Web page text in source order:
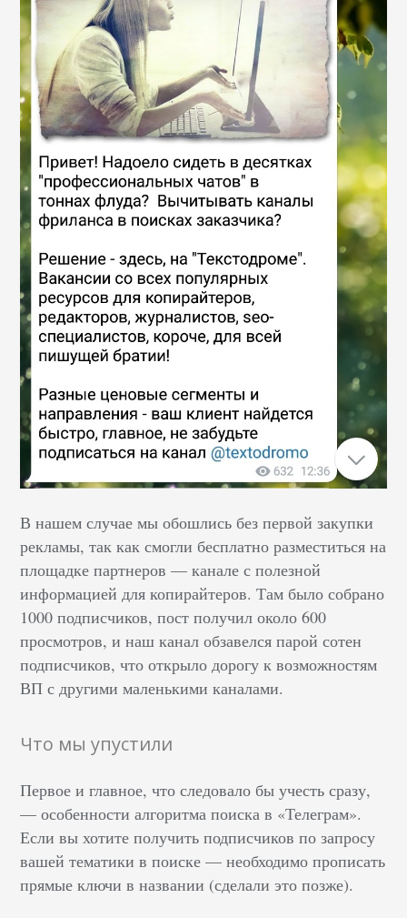
В нашем случае мы обошлись без первой закупки
рекламы, так как смогли бесплатно разместиться на
площадке партнеров — канале с полезной
информацией для копирайтеров. Там было собрано
1000 подписчиков, пост получил около 600
просмотров, и наш канал обзавелся парой сотен
подписчиков, что открыло дорогу к возможностям
ВП с другими маленькими каналами.
Что мы упустили
Первое и главное, что следовало бы учесть сразу,
— особенности алгоритма поиска в «Телеграм».
Если вы хотите получить подписчиков по запросу
вашей тематики в поиске — необходимо прописать
прямые ключи в названии (сделали это позже).